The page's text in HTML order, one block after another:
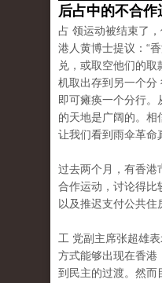
后占中的不合作
占 领运动被结束了
港人黄博士提议：“
兑，或取空他们的
机取出存到另一个分
即可瘫痪一个分行
的天地是广阔的。相
让我们看到雨伞革命
过去两个月，有香港
合作运动，讨论得比
以及推迟支付公共住
工 党副主席张超雄
方式能够出现在香港
到民主的过渡。然而